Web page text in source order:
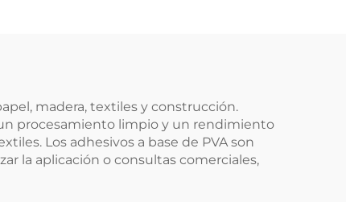
madera, textiles y construcción.
procesamiento limpio y un rendimiento
Los adhesivos a base de PVA son
la aplicación o consultas comerciales,